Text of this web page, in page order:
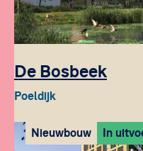
De Bosbeek
Poeldijk
Nieuwbouw In